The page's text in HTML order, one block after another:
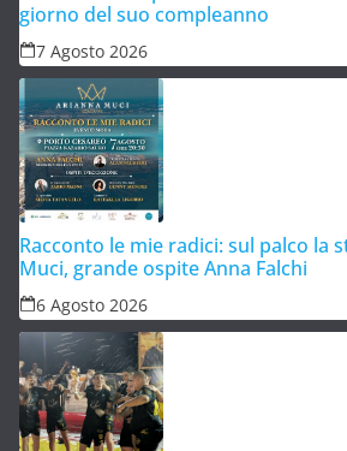
giorno del suo compleanno
7 Agosto 2026
Racconto le mie radici: sul palco la stilista Arianna
Muci, grande ospite Anna Falchi
6 Agosto 2026